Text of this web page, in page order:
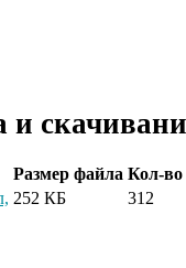
и
Размер файла Кол-во
252 КБ
312